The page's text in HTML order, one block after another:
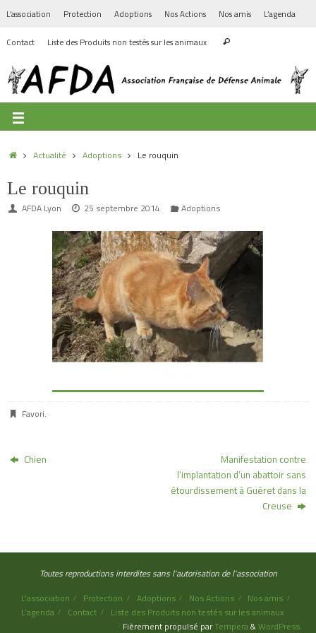
L’association Protection Adoptions Nos Actions Nos amis L’agenda
Contact Liste des Produits non testés sur les animaux
Actualité Adoptions Le rouquin
Le rouquin
AFDA Lyon 25 septembre 2014 Adoptions
Favori.
Chien
Manifestation contre
l’implantation d’un abattoir sans
étourdissement à Guéret dans la
Creuse
Toutes reproductions interdites sans l'autorisation de l'association
L’association
Protection Adoptions Nos Actions
Nos amis
L’agenda
Contact
Liste des Produits non testés sur les animaux
Fièrement propulsé parTempera&WordPress.